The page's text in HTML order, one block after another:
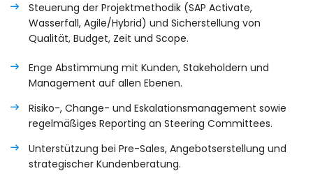
Steuerung der Projektmethodik (SAP Activate,
Wasserfall, Agile/Hybrid) und Sicherstellung von
Qualität, Budget, Zeit und Scope.
Enge Abstimmung mit Kunden, Stakeholdern und
Management auf allen Ebenen.
Risiko-, Change- und Eskalationsmanagement sowie
regelmäßiges Reporting an Steering Committees.
Unterstützung bei Pre-Sales, Angebotserstellung und
strategischer Kundenberatung.